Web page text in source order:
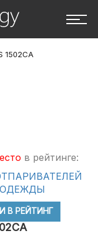
1502CA
в рейтинге:
В РЕЙТИНГ